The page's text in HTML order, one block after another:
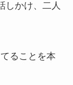
しかけ、二人
ることを本